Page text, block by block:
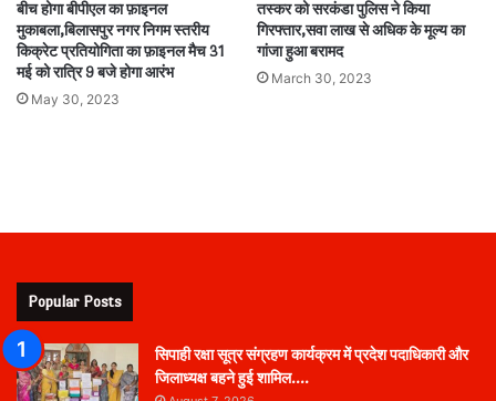
बीच होगा बीपीएल का फ़ाइनल
मुकाबला,बिलासपुर नगर निगम स्तरीय
किक्रेट प्रतियोगिता का फ़ाइनल मैच 31
मई को रात्रि 9 बजे होगा आरंभ
May 30, 2023
तस्कर को सरकंडा पुलिस ने किया
गिरफ्तार,सवा लाख से अधिक के मूल्य का
गांजा हुआ बरामद
March 30, 2023
Popular Posts
सिपाही रक्षा सूत्र संग्रहण कार्यक्रम में प्रदेश पदाधिकारी और
जिलाध्यक्ष बहने हुई शामिल….